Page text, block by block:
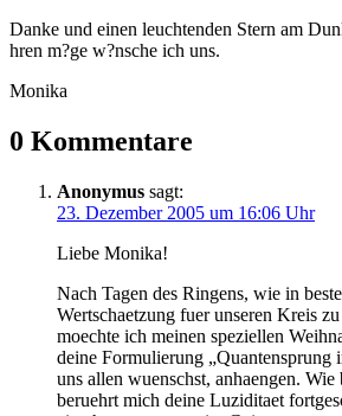
Danke und einen leuchtenden Stern am
hren m?ge w?nsche ich uns.
Monika
0 Kommentare
Anonymus sagt:
23. Dezember 2005 um 16:06 Uhr
Liebe Monika!
Nach Tagen des Ringens, wie in
Wertschaetzung fuer unseren Kreis
moechte ich meinen speziellen
deine Formulierung „Quantensprung
uns allen wuenschst, anhaengen.
beruehrt mich deine Luziditaet